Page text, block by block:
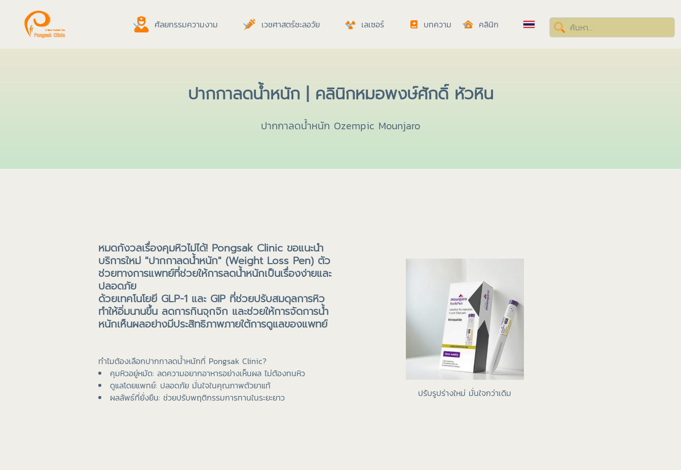
ศัลยกรรมความงาม เวชศาสตร์ชะลอวัย เลเซอร์ บทความ คลินิก
ปากกาลดน้ำหนัก | คลินิกหมอพงษ์ศักดิ์ หัวหิน
ปากกาลดน้ำหนัก Ozempic Mounjaro
หมดกังวลเรื่องคุมหิวไม่ได้! Pongsak Clinic ขอแนะนำ
บริการใหม่ "ปากกาลดน้ำหนัก" (Weight Loss Pen) ตัว
ช่วยทางการแพทย์ที่ช่วยให้การลดน้ำหนักเป็นเรื่องง่ายและ
ปลอดภัย
ด้วยเทคโนโยยี GLP-1 และ GIP ที่ช่วยปรับสมดุลการหิว
ทำให้อิ่มนานขึ้น ลดการกินจุกจิก และช่วยให้การจัดการน้ำ
หนักเห็นผลอย่างมีประสิทธิภาพภายใต้การดูแลของแพทย์
ทำไมต้องเลือกปากกาลดน้ำหนักที่ Pongsak Clinic?
คุมหิวอยู่หมัด: ลดความอยากอาหารอย่างเห็นผล ไม่ต้องทนหิว
ดูแลโดยแพทย์: ปลอดภัย มั่นใจในคุณภาพตัวยาแท้
ผลลัพธ์ที่ยั่งยืน: ช่วยปรับพฤติกรรมการทานในระยะยาว
ปรับรูปร่างใหม่ มั่นใจกว่าเดิม